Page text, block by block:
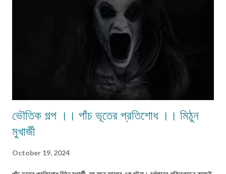
ভৌতিক গল্প ।। পাঁচ ভূতের প্রতিশোধ ।। মিঠুন
মুখার্জী
October 19, 2024